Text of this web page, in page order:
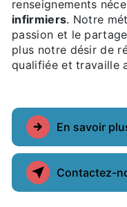
renseignements
infirmiers. Notre
passion et le
plus notre désir de
qualifiée et travaille
En savoir
Contactez-